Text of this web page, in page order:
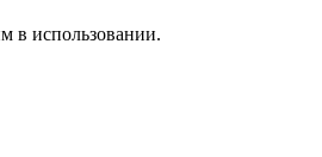
в использовании.